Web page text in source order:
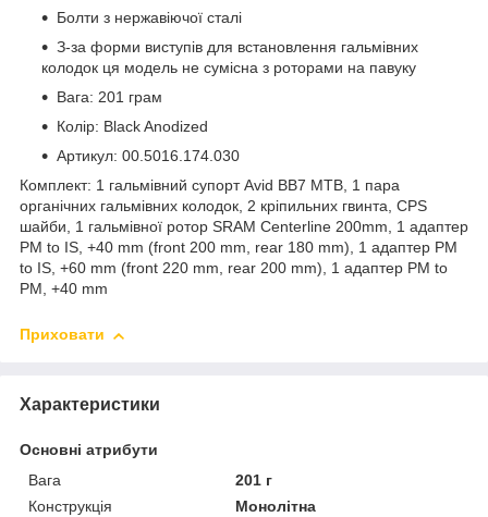
Болти з нержавіючої сталі
З-за форми виступів для встановлення гальмівних
колодок ця модель не сумісна з роторами на павуку
Вага: 201 грам
Колір: Black Anodized
Артикул: 00.5016.174.030
Комплект: 1 гальмівний супорт Avid BB7 MTB, 1 пара
органічних гальмівних колодок, 2 кріпильних гвинта, CPS
шайби, 1 гальмівної ротор SRAM Centerline 200mm, 1 адаптер
PM to IS, +40 mm (front 200 mm, rear 180 mm), 1 адаптер PM
to IS, +60 mm (front 220 mm, rear 200 mm), 1 адаптер PM to
PM, +40 mm
Приховати
Характеристики
Основні атрибути
Вага
201 г
Конструкція
Монолітна